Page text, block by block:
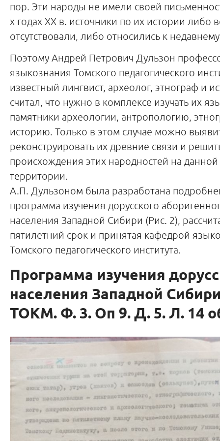
пор. Эти народы не имели своей
х годах XX в. источники по их истории либо
отсутствовали, либо относились к
Поэтому Андрей Петрович Дульзон
языкознания Томского педагогического
известный лингвист, археолог, этнограф и
считал, что нужно в комплексе изучать их
памятники археологии, антропологию,
историю. Только в этом случае можно
реконструировать их древние связи и
происхождения этих народностей на данной
территории.
А.П. Дульзоном была разработана
программа изучения дорусского
населения Западной Сибири (Рис. 2),
пятилетний срок и принятая кафедрой
Томского педагогического института.
Программа изучения
населения Западной
ТОКМ. Ф. 3. Оп 9. Д. 5. Л. 14